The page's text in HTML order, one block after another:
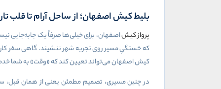
بلیط کیش اصفهان؛ از ساحل آرام تا قلب
پرواز کیشاصفهان، برای خیلی‌ها صرفاً یک جابه‌جایی
که خستگیِ مسیر روی تجربه شهر ننشیند. گاهی سفر
کیش اصفهان می‌تواند تعیین کند که «وقت» به شما
در چنین مسیری، تصمیم مطمئن یعنی از همان قبل،